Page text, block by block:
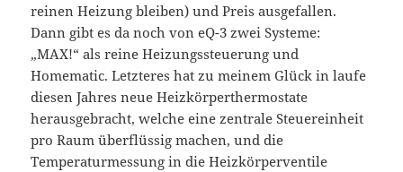
reinen Heizung bleiben) und Preis ausgefallen.
Dann gibt es da noch von eQ-3 zwei Systeme:
„MAX!“ als reine Heizungssteuerung und
Homematic. Letzteres hat zu meinem Glück in laufe
diesen Jahres neue Heizkörperthermostate
herausgebracht, welche eine zentrale Steuereinheit
pro Raum überflüssig machen, und die
Temperaturmessung in die Heizkörperventile